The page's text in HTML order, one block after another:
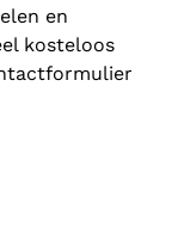
en
kosteloos